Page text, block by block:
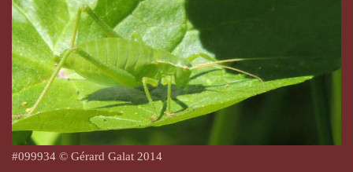
#099934 © Gérard Galat 2014